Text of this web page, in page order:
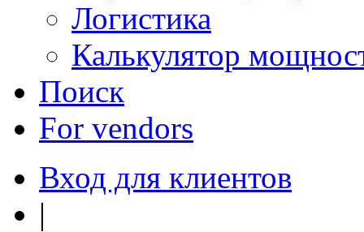
Логистика
Калькулятор
Поиск
For vendors
Вход для клиентов
|